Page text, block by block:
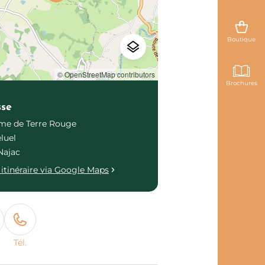
Boutique
Brochures
© OpenStreetMap contributors
de Terre Rouge
via Google Maps
Tél.